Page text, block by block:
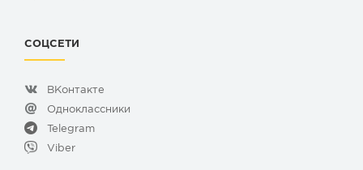
СОЦСЕТИ
ВКонтакте
Одноклассники
Telegram
Viber